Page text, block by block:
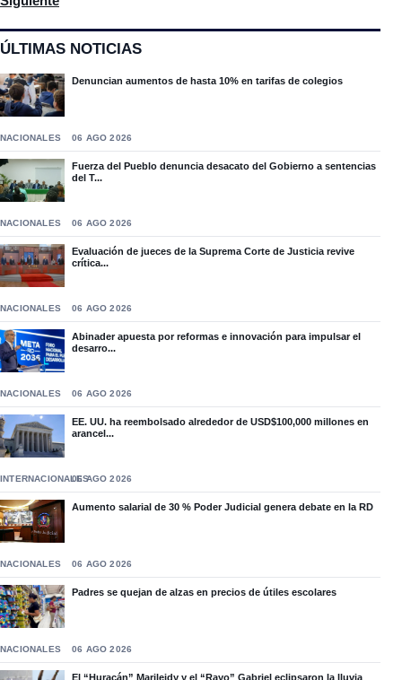
ÚLTIMAS NOTICIAS
Denuncian aumentos de hasta 10% en tarifas de colegios
NACIONALES 06 AGO 2026
Fuerza del Pueblo denuncia desacato del Gobierno a sentencias
del T...
NACIONALES 06 AGO 2026
Evaluación de jueces de la Suprema Corte de Justicia revive
crítica...
NACIONALES 06 AGO 2026
Abinader apuesta por reformas e innovación para impulsar el
desarro...
NACIONALES 06 AGO 2026
EE. UU. ha reembolsado alrededor de USD$100,000 millones en
arancel...
INTERNACIONALES06 AGO 2026
Aumento salarial de 30 % Poder Judicial genera debate en la RD
NACIONALES 06 AGO 2026
Padres se quejan de alzas en precios de útiles escolares
NACIONALES 06 AGO 2026
El “Huracán” Marileidy y el “Rayo” Gabriel eclipsaron la lluvia